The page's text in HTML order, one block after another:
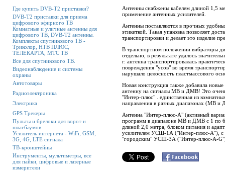
Где купить DVB-T2 приставки?
DVB-T2 приставки для приема
цифрового эфирного ТВ
Комнатные и уличные антенны для
цифрового ТВ, DVB-T2 антенны.
Комплекты спутникового ТВ -
Триколор, НТВ ПЛЮС,
ТЕЛЕКАРТА, МТС ТВ
Все для спутникового ТВ.
Видеонаблюдение и системы
охраны
Автотовары
Радиоэлектроника
Электрика
GPS Трекеры
Пульты и брелоки для ворот и
шлагбаумов
Усилитель интернета - WiFi, GSM,
3G, 4G, LTE сигнала
ТВ-кронштейны
Инструменты, мультиметры, все
для пайки, цифровые и лазерные
измерители
Антенны снабжены кабелем длиной 1,5
применение антенных усилителей.
Антенны поставляются в прочных
этикеткой. Такая упаковка позволяет
транспортировки и делает это изделие
В транспортном положении вибраторы
отдельно, в результате удалось
г. антенна транспортировалась
повреждения "усов" во время
нарушало целосность пластмассового
Новая конструкция также добавила
антенну на сигналы МВ и ДМВ! Это
"Интер-плюс" . единственная из
направления в разных диапазонах (МВ
Антенна "Интер-плюс-А" (активный
программ в диапазоне МВ и ДМВ с 1 по
длиной 2,0 метра, блоком питания и
усилителем УСШ-1А ("Интер-плюс-А"),
"городским" УСШ-3А ("Интер-плюс-А-